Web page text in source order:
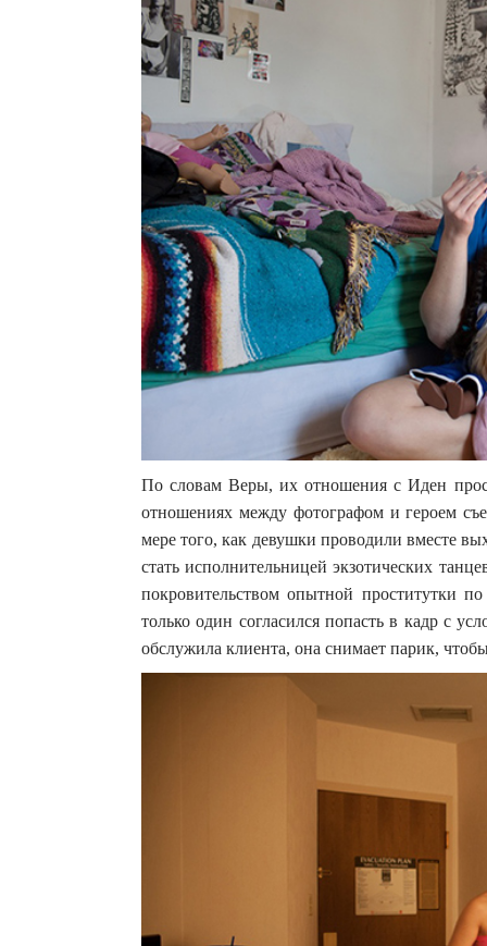
По словам Веры, их отношения с Иден
отношениях между фотографом и героем
мере того, как девушки проводили вместе
стать исполнительницей экзотических
покровительством опытной проститутки
только один согласился попасть в кадр с
обслужила клиента, она снимает парик,